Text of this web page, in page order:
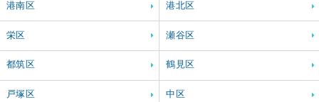
港南区 港北区
栄区 瀬谷区
都筑区 鶴見区
戸塚区 中区